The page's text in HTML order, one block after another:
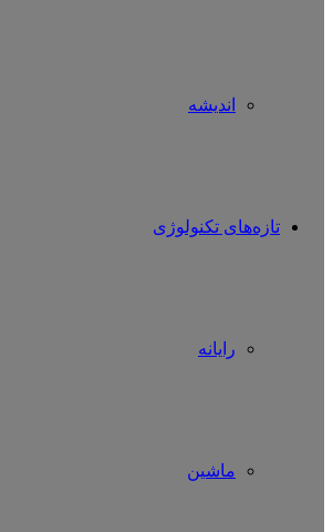
اندیشه
تازه‌های تکنولوژی
رایانه
ماشین